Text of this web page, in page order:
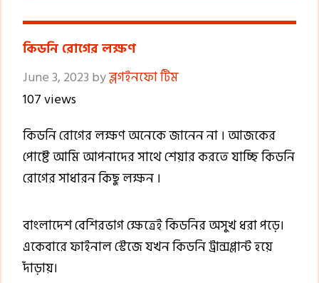
কিডনি রোগের লক্ষণ
June 3, 2023 byব্লগইনফো টিম
107 views
কিডনি রোগের লক্ষণ অনেকে জানেন না । আজকের
পোষ্টে আমি আপনাদের সাথে শেয়ার করতে যাচ্ছি কিডনি
রোগের সাধারন কিছু লক্ষন ।
বাংলাদেশ বেশিরভাগ ক্ষেত্রেই কিডনির অসুখ ধরা পড়ে।
একেবারে ফাইনাল স্টেজে যখন কিডনি ট্রান্সপ্লান্ট হয়ে
দাঁড়ায়।